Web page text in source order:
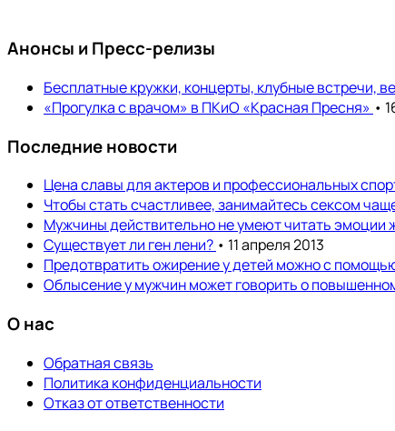
Анонсы и Пресс-релизы
Бесплатные кружки, концерты, клубные встречи,
«Прогулка с врачом» в ПКиО «Красная Пресня» •
Последние новости
Цена славы для актеров и профессиональных
Чтобы стать счастливее, занимайтесь сексом
Мужчины действительно не умеют читать эмоции
Существует ли ген лени? • 11 апреля 2013
Предотвратить ожирение у детей можно с
Облысение у мужчин может говорить о
О нас
Обратная связь
Политика конфиденциальности
Отказ от ответственности